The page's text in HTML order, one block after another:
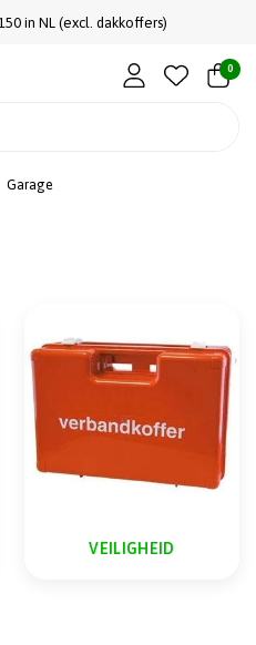
in NL (excl. dakkoffers)
0
Garage
VEILIGHEID